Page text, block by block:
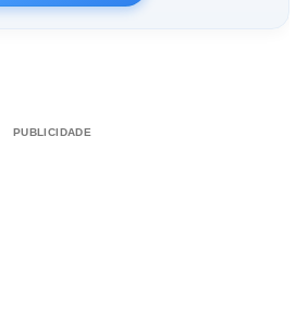
PUBLICIDADE